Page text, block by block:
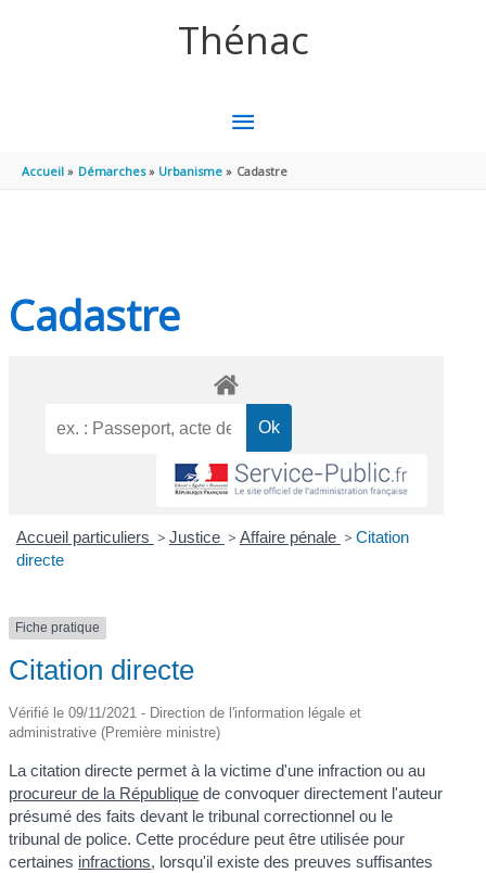
Thénac
MENU
PRINCIPAL
Accueil Démarches Urbanisme Cadastre
Cadastre
Accueil particuliers > Justice > Affaire pénale > Citation
directe
Fiche pratique
Citation directe
Vérifié le 09/11/2021 - Direction de l'information légale et
administrative (Première ministre)
La citation directe permet à la victime d'une infraction ou au
procureur de la République de convoquer directement l'auteur
présumé des faits devant le tribunal correctionnel ou le
tribunal de police. Cette procédure peut être utilisée pour
certaines infractions, lorsqu'il existe des preuves suffisantes